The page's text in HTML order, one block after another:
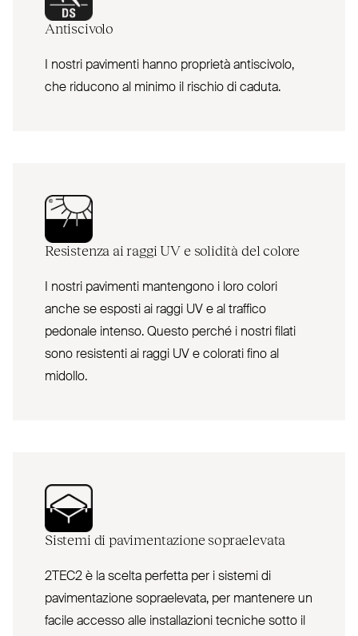
Antiscivolo
I nostri pavimenti hanno proprietà antiscivolo,
che riducono al minimo il rischio di caduta.
Resistenza ai raggiUVe solidità del colore
I nostri pavimenti mantengono i loro colori
anche se esposti ai raggi UV e al traffico
pedonale intenso. Questo perché i nostri filati
sono resistenti ai raggi UV e colorati fino al
midollo.
Sistemi di pavimentazione sopraelevata
2TEC2 è la scelta perfetta per i sistemi di
pavimentazione sopraelevata, per mantenere un
facile accesso alle installazioni tecniche sotto il